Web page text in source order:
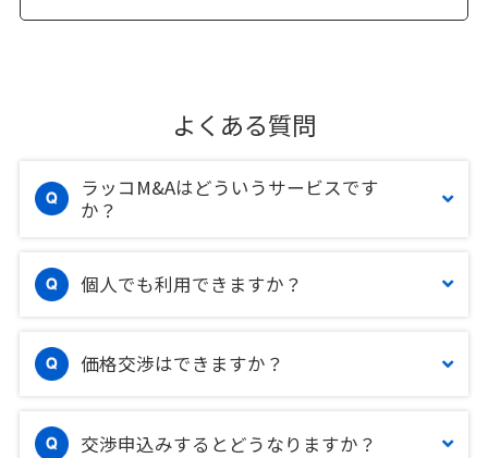
よくある質問
ラッコM&Aはどういうサービスです
か？
個人でも利用できますか？
価格交渉はできますか？
交渉申込みするとどうなりますか？